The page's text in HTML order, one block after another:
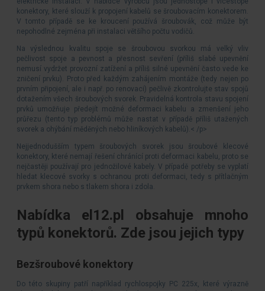
konektory, které slouží k propojení kabelů se šroubovacím konektorem.
V tomto případě se ke kroucení používá šroubovák, což může být
nepohodlné zejména při instalaci většího počtu vodičů.
Na výslednou kvalitu spoje se šroubovou svorkou má velký vliv
pečlivost spoje a pevnost a přesnost sevření (příliš slabé upevnění
nemusí vydržet provozní zatížení a příliš silné upevnění často vede ke
zničení prvku). Proto před každým zahájením montáže (tedy nejen po
prvním připojení, ale i např. po renovaci) pečlivě zkontrolujte stav spojů
dotažením všech šroubových svorek. Pravidelná kontrola stavu spojení
prvků umožňuje předejít možné deformaci kabelu a zmenšení jeho
průřezu (tento typ problémů může nastat v případě příliš utažených
svorek a ohýbání měděných nebo hliníkových kabelů).< /p>
Nejjednodušším typem šroubových svorek jsou šroubové klecové
konektory, které nemají řešení chránící proti deformaci kabelu, proto se
nejčastěji používají pro jednožilové kabely. V případě potřeby se vyplatí
hledat klecové svorky s ochranou proti deformaci, tedy s přítlačným
prvkem shora nebo s tlakem shora i zdola.
Nabídka el12.pl obsahuje mnoho
typů konektorů. Zde jsou jejich typy
Bezšroubové konektory
Do této skupiny patří například rychlospojky PC 225x, které výrazně